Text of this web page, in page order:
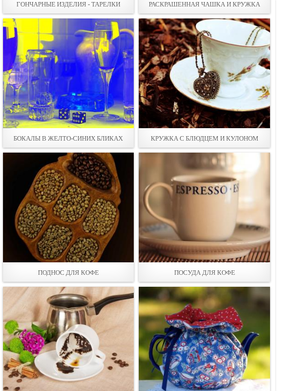
ГОНЧАРНЫЕ ИЗДЕЛИЯ - ТАРEЛКИ РАСКРАШЕННАЯ ЧАШКА И КРУЖКА
БОКАЛЫ В ЖЕЛТО-СИНИХ БЛИКАХ КРУЖКА С БЛЮДЦЕМ И КУЛОНОМ
ПОДНОС ДЛЯ КОФЕ ПОСУДА ДЛЯ КОФЕ